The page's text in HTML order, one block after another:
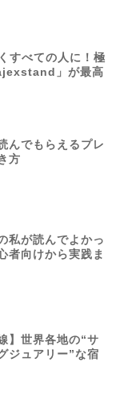
すべての人に！極
」が最高
んでもらえるプレ
方
私が読んでよかっ
者向けから実践ま
】世界各地の“サ
ジュアリー”な宿